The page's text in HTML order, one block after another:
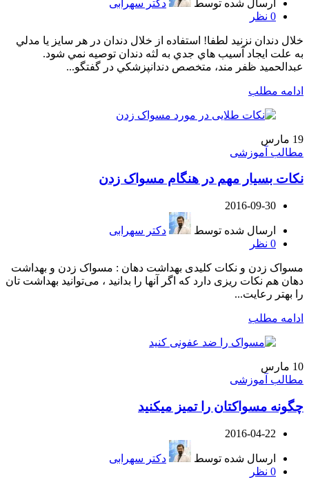
ارسال شده توسط
دکتر سهرابی
0 نظر
خلال دندان نزنید لطفا! استفاده از خلال دندان در هر سايز يا مدلي
به علت ايجاد آسيب هاي جدي به لثه دندان توصيه نمي شود.
عبدالحميد ظفر مند، متخصص دندانپزشکي در گفتگو...
ادامه مطلب
19 مارس
مطالب آموزشی
نکات بسیار مهم در هنگام مسواک زدن
2016-09-30
ارسال شده توسط
دکتر سهرابی
0 نظر
مسواک زدن و نکات کلیدی بهداشت دهان : مسواک زدن و بهداشت
دهان هم نکات ریزی دارد که اگر آنها را بدانید ، می‌توانید بهداشت تان
را بهتر رعایت...
ادامه مطلب
10 مارس
مطالب آموزشی
چگونه مسواکتان را تمیز میکنید
2016-04-22
ارسال شده توسط
دکتر سهرابی
0 نظر